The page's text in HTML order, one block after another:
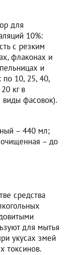
для
10%:
с резким
флаконах и
и
по 10, 25, 40,
кг в
виды фасовок).
– 440 мл;
– до
средства
для мытья
укусах змей
токсинов.